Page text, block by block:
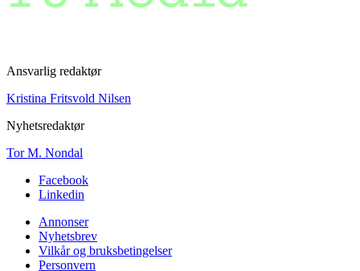
Ansvarlig redaktør
Kristina Fritsvold Nilsen
Nyhetsredaktør
Tor M. Nondal
Facebook
Linkedin
Annonser
Nyhetsbrev
Vilkår og bruksbetingelser
Personvern